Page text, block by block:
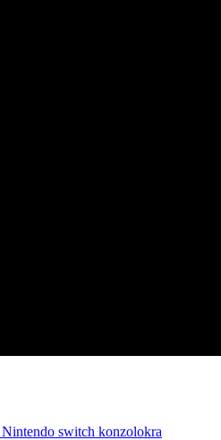
switch konzolokra